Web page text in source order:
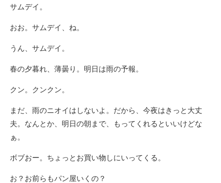
サムデイ。
おお。サムデイ、ね。
うん、サムデイ。
春の夕暮れ、薄曇り。明日は雨の予報。
クン。クンクン。
まだ、雨のニオイはしないよ。だから、今夜はきっと大丈
夫。なんとか、明日の朝まで、もってくれるといいけどな
ぁ。
ボブおー。ちょっとお買い物しにいってくる。
お？お前らもパン屋いくの？